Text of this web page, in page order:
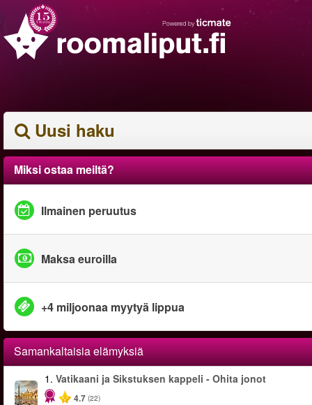
Uusi haku
Miksi ostaa meiltä?
Ilmainen peruutus
Maksa euroilla
+4 miljoonaa myytyä lippua
Samankaltaisia elämyksiä
1. Vatikaani ja Sikstuksen kappeli - Ohita jonot
4.7 (22)